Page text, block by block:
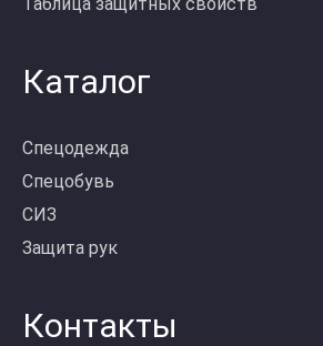
Каталог
Спецодежда
Спецобувь
СИЗ
Защита рук
Контакты